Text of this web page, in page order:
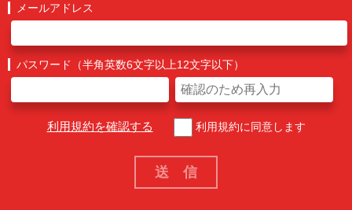
メールアドレス
パスワード（半角英数6文字以上12文字以下）
利用規約を確認する 利用規約に同意します